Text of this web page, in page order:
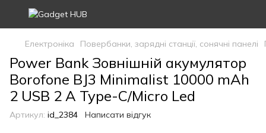
Електроніка Повербанки, зарядні станції, сонячні панелі
Power Bank Зовнішній акумулятор
Borofone BJ3 Minimalist 10000 mAh
2 USB 2 A Type-C/Micro Led
Артикул: id_2384 Написати відгук